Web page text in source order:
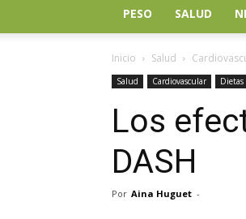
PESO SALUD
Inicio Salud
Salud Cardiovascular Dietas
Los
DASH
Por Aina Huguet -